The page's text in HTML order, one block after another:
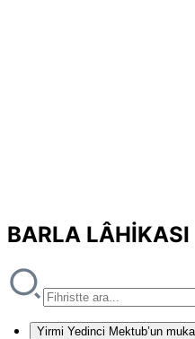
BARLA LÂHİKASI
Yirmi Yedinci Mektub’un